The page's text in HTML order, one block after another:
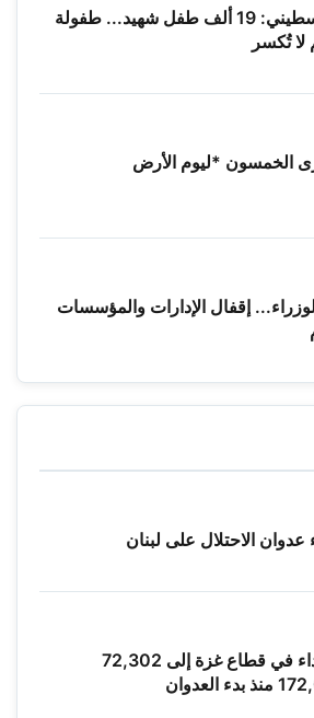
في يوم الطفل الفلسطيني: 19 ألف طفل شهيد... طفولة
لا تُكسر
1976 الذكرى الخمسون *ليوم الأرض
إقفال الإدارات والمؤسسات
ارتفاع حصيلة الشهداء في قطاع غزة إلى 72,302